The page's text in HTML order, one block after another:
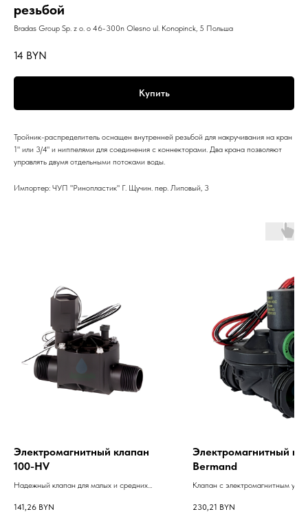
резьбой
Bradas Group Sp. z o. o 46-300n Olesno ul. Konopinck, 5 Польша
14 BYN
Купить
Тройник-распределитель оснащен внутренней резьбой для накручивания на кран
1" или 3/4" и ниппелями для соединения с коннекторами. Два крана позволяют
управлять двумя отдельными потоками воды.
Импортер: ЧУП "Ринопластик" Г. Щучин. пер. Липовый, 3
Электромагнитный клапан
100-HV
Надежный клапан для малых и средних
141,26 BYN
Электромагнитный
Bermand
Клапан с электромагнитным
встроенным ручным
230,21 BYN